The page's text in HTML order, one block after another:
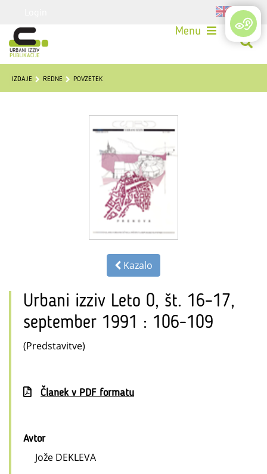
Menu
IZDAJE REDNE POVZETEK
Kazalo
Urbani izziv Leto 0, št. 16–17,
september 1991 : 106-109
(Predstavitve)
Članek v PDF formatu
Avtor
Jože DEKLEVA